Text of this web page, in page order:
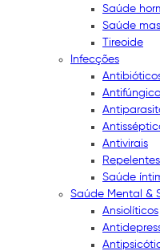
Saúde
Saúde
Tireoide
Infecções
Antivirais
Repelentes
Saúde
Saúde Mental &
Ansiolíticos